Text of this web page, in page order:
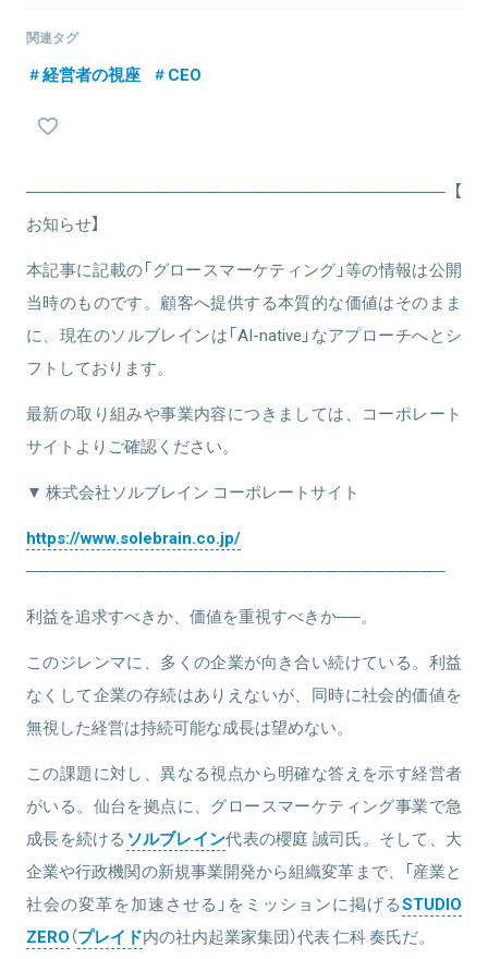
関連情報をみる
従事。当社のSaaS事業の営業活動全般をリードし、上場に貢献。そ
幅改善を実現。当社復帰後にSTUDIO ZEROを立ち上げ、現在管掌
兼務。人的資本開示の国際規格「ISO30414リードコンサルタント」。
早稲田大学大学院経営管理研究科修了(MBA)。
関連タグ
経営者の視座 CEO
───────────────────────────────────【
お知らせ】
本記事に記載の「グロースマーケティング」等の情報は公開
当時のものです。顧客へ提供する本質的な価値はそのまま
に、現在のソルブレインは「AI-native」なアプローチへとシ
フトしております。
最新の取り組みや事業内容につきましては、コーポレート
サイトよりご確認ください。
▼ 株式会社ソルブレイン コーポレートサイト
https://www.solebrain.co.jp/
───────────────────────────────────
利益を追求すべきか、価値を重視すべきか──。
このジレンマに、多くの企業が向き合い続けている。利益
なくして企業の存続はありえないが、同時に社会的価値を
無視した経営は持続可能な成長は望めない。
この課題に対し、異なる視点から明確な答えを示す経営者
がいる。仙台を拠点に、グロースマーケティング事業で急
成長を続けるソルブレイン代表の櫻庭 誠司氏。そして、大
企業や行政機関の新規事業開発から組織変革まで、「産業と
社会の変革を加速させる」をミッションに掲げるSTUDIO
ZERO（プレイド内の社内起業家集団）代表 仁科 奏氏だ。